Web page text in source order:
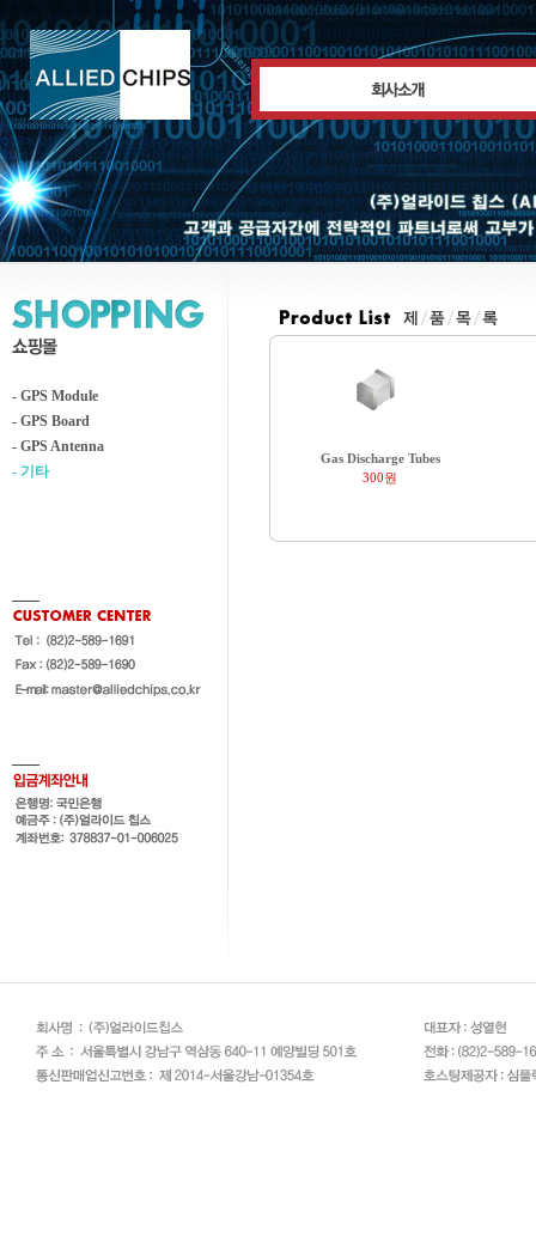
- GPS Module
- GPS Board
- GPS Antenna
- 기타
Gas Discharge Tubes
300원